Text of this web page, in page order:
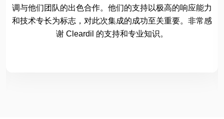
调与他们团队的出色合作。他们的支持以极高的响应能力
和技术专长为标志，对此次集成的成功至关重要。非常感
谢 Cleardil 的支持和专业知识。